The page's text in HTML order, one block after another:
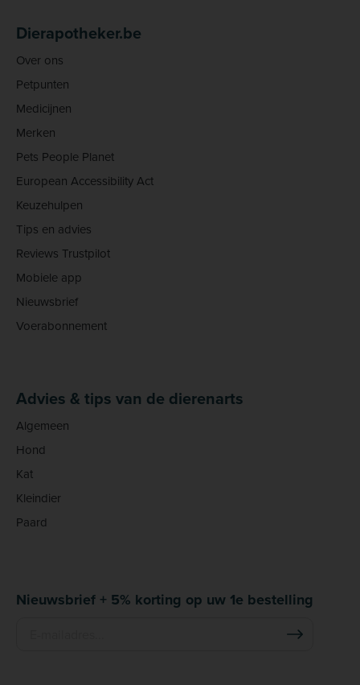
Dierapotheker.be
Over ons
Petpunten
Medicijnen
Merken
Pets People Planet
European Accessibility Act
Keuzehulpen
Tips en advies
Reviews Trustpilot
Mobiele app
Nieuwsbrief
Voerabonnement
Advies & tips van de dierenarts
Algemeen
Hond
Kat
Kleindier
Paard
Nieuwsbrief + 5% korting op uw 1e bestelling